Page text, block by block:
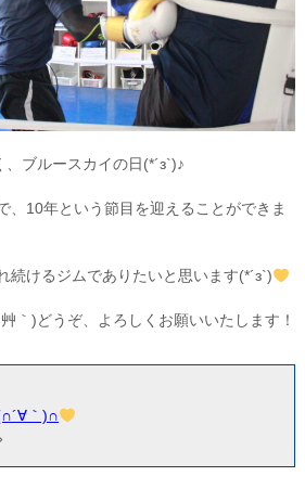
ブルースカイの日(*´з`)♪
、10年という節目を迎えることができま
続けるジムでありたいと思います(*´з`)
｀)どうぞ、よろしくお願いいたします！
｀)∩